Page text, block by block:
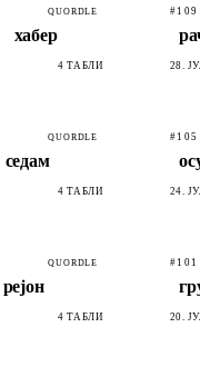
QUORDLE
хабер
4 ТАБЛИ
#109
28.
QUORDLE
седам
4 ТАБЛИ
#105
24.
QUORDLE
рејон
4 ТАБЛИ
#101
20.